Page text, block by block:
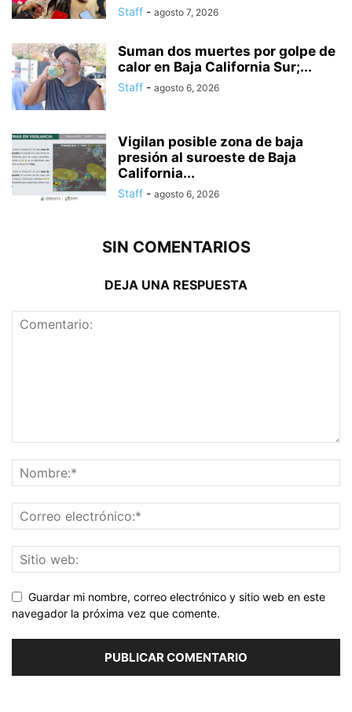
Staff - agosto 7, 2026
Suman dos muertes por golpe de
calor en Baja California Sur;...
Staff - agosto 6, 2026
Vigilan posible zona de baja
presión al suroeste de Baja
California...
Staff - agosto 6, 2026
SIN COMENTARIOS
DEJA UNA RESPUESTA
Guardar mi nombre, correo electrónico y sitio web en este
navegador la próxima vez que comente.